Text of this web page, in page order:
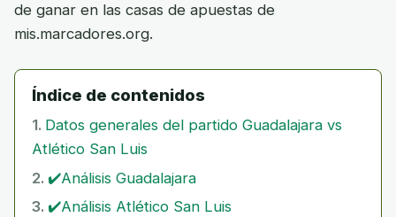
de ganar en las casas de apuestas de
mis.marcadores.org.
Índice de contenidos
Datos generales del partido Guadalajara vs
Atlético San Luis
✔️Análisis Guadalajara
✔️Análisis Atlético San Luis